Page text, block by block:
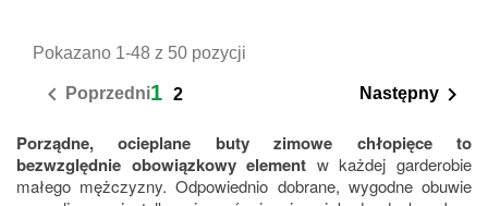
Pokazano 1-48 z 50 pozycji
 Poprzedni1 2 Następny 
Porządne, ocieplane buty zimowe chłopięce to
bezwzględnie obowiązkowy element w każdej garderobie
małego mężczyzny. Odpowiednio dobrane, wygodne obuwie